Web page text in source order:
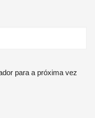
para a próxima vez